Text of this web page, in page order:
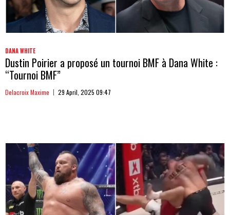
DANA WHITE
Dustin Poirier a proposé un tournoi BMF à Dana White :
“Tournoi BMF”
Delacroix Maxime 29 April, 2025 09:47